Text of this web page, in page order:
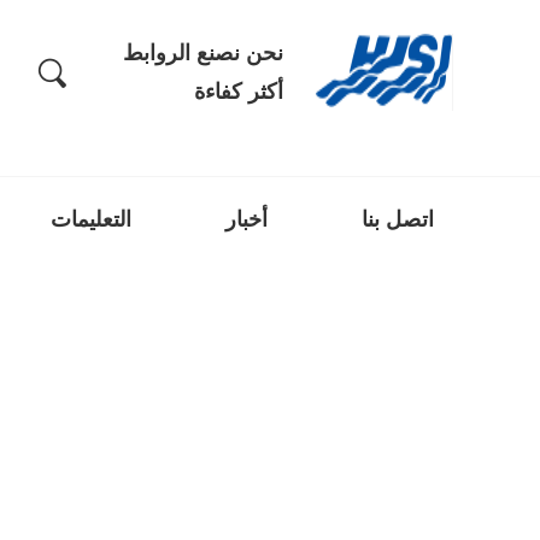
نحن نصنع الروابط
أكثر كفاءة
التعليمات أخبار اتصل بنا